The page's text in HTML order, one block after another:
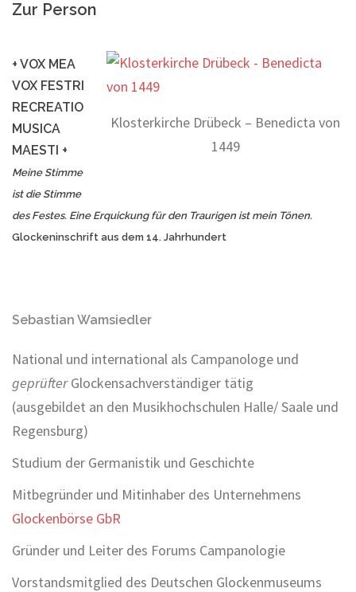
Zur Person
Klosterkirche Drübeck – Benedicta von
1449
+ VOX MEA
VOX FESTRI
RECREATIO
MUSICA
MAESTI +
Meine Stimme
ist die Stimme
des Festes. Eine Erquickung für den Traurigen ist mein Tönen.
Glockeninschrift aus dem 14. Jahrhundert
Sebastian Wamsiedler
National und international als Campanologe und
geprüfterGlockensachverständiger tätig
(ausgebildet an den Musikhochschulen Halle/ Saale und
Regensburg)
Studium der Germanistik und Geschichte
Mitbegründer und Mitinhaber des Unternehmens
Glockenbörse GbR
Gründer und Leiter des Forums Campanologie
Vorstandsmitglied des Deutschen Glockenmuseums